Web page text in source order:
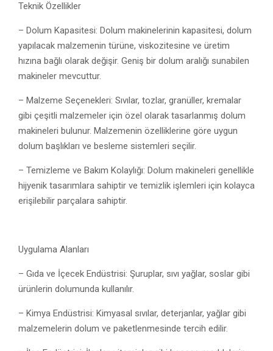
Teknik Özellikler
– Dolum Kapasitesi: Dolum makinelerinin kapasitesi, dolum
yapılacak malzemenin türüne, viskozitesine ve üretim
hızına bağlı olarak değişir. Geniş bir dolum aralığı sunabilen
makineler mevcuttur.
– Malzeme Seçenekleri: Sıvılar, tozlar, granüller, kremalar
gibi çeşitli malzemeler için özel olarak tasarlanmış dolum
makineleri bulunur. Malzemenin özelliklerine göre uygun
dolum başlıkları ve besleme sistemleri seçilir.
– Temizleme ve Bakım Kolaylığı: Dolum makineleri genellikle
hijyenik tasarımlara sahiptir ve temizlik işlemleri için kolayca
erişilebilir parçalara sahiptir.
Uygulama Alanları
– Gıda ve İçecek Endüstrisi: Şuruplar, sıvı yağlar, soslar gibi
ürünlerin dolumunda kullanılır.
– Kimya Endüstrisi: Kimyasal sıvılar, deterjanlar, yağlar gibi
malzemelerin dolum ve paketlenmesinde tercih edilir.